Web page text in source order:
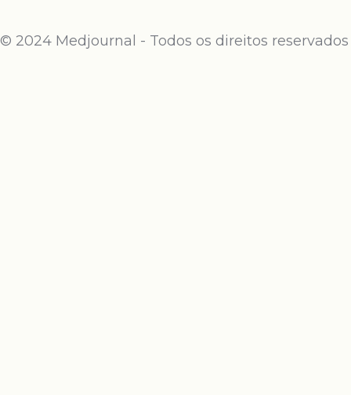
© 2024 Medjournal - Todos os direitos reservados